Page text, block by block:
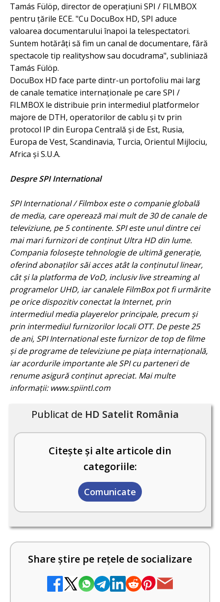
Tamás Fülöp, director de operațiuni SPI / FILMBOX
pentru țările ECE. "Cu DocuBox HD, SPI aduce
valoarea documentarului înapoi la telespectatori.
Suntem hotărâți să fim un canal de documentare, fără
spectacole tip realityshow sau docudrama", subliniază
Tamás Fülöp.
DocuBox HD face parte dintr-un portofoliu mai larg
de canale tematice internaționale pe care SPI /
FILMBOX le distribuie prin intermediul platformelor
majore de DTH, operatorilor de cablu și tv prin
protocol IP din Europa Centrală și de Est, Rusia,
Europa de Vest, Scandinavia, Turcia, Orientul Mijlociu,
Africa și S.U.A.
Despre SPI International
SPI International / Filmbox este o companie globală
de media, care operează mai mult de 30 de canale de
televiziune, pe 5 continente. SPI este unul dintre cei
mai mari furnizori de conținut Ultra HD din lume.
Compania folosește tehnologie de ultimă generație,
oferind abonaților săi acces atât la conținutul linear,
cât și la platforma de VoD, inclusiv live streaming al
programelor UHD, iar canalele FilmBox pot fi urmărite
pe orice dispozitiv conectat la Internet, prin
intermediul media playerelor principale, precum și
prin intermediul furnizorilor locali OTT. De peste 25
de ani, SPI International este furnizor de top de filme
și de programe de televiziune pe piața internațională,
iar acordurile importante ale SPI cu parteneri de
renume asigură conținut apreciat. Mai multe
informații: www.spiintl.com
Publicat de HD Satelit România
Citește și alte articole din
categoriile:
Comunicate
Share știre pe rețele de socializare